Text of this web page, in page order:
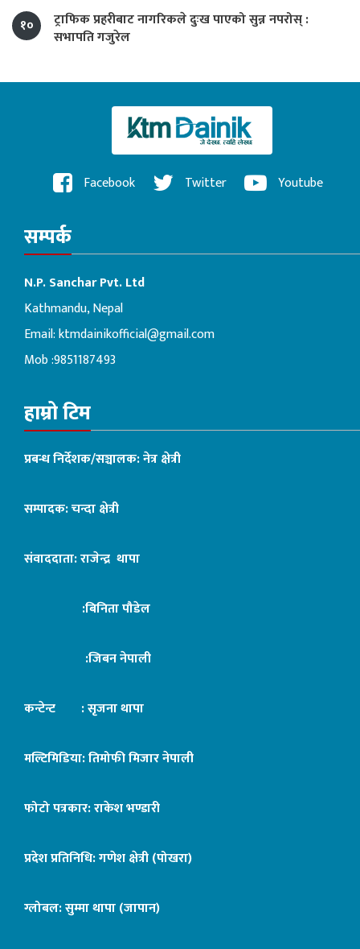
१०
ट्राफिक प्रहरीबाट नागरिकले दुःख पाएको सुन्न नपरोस् :
सभापति गजुरेल
Facebook Twitter Youtube
सम्पर्क
N.P. Sanchar Pvt. Ltd
Kathmandu, Nepal
Email:ktmdainikofficial@gmail.com
Mob :9851187493
हाम्रो टिम
प्रबन्ध निर्देशक/सञ्चालक: नेत्र क्षेत्री
सम्पादक: चन्दा क्षेत्री
संवाददाता: राजेन्द्र थापा
:बिनिता पौडेल
:जिबन नेपाली
कन्टेन्ट : सृजना थापा
मल्टिमिडिया: तिमोफी मिजार नेपाली
फोटो पत्रकार: राकेश भण्डारी
प्रदेश प्रतिनिधि: गणेश क्षेत्री (पोखरा)
ग्लोबल: सुम्मा थापा (जापान)